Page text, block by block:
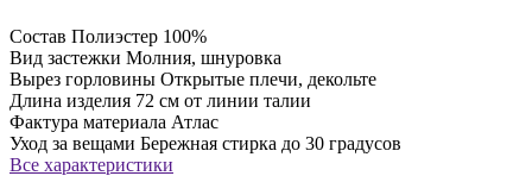
Состав Полиэстер 100%
Вид застежки Молния, шнуровка
Вырез горловины Открытые плечи, декольте
Длина изделия 72 см от линии талии
Фактура материала Атлас
Уход за вещами Бережная стирка до 30 градусов
Все характеристики